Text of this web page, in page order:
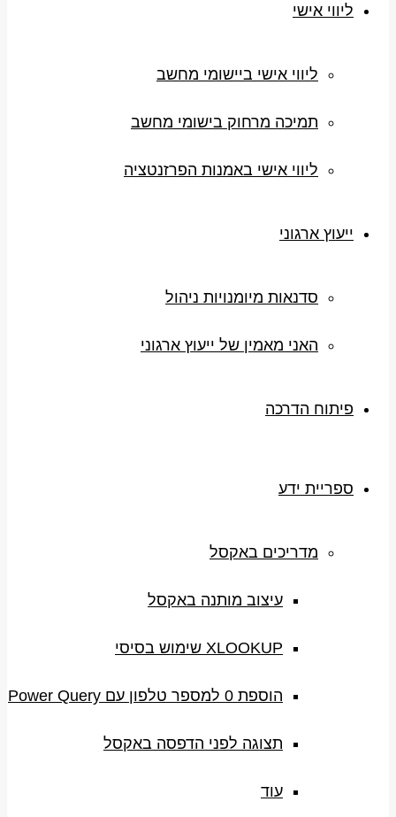
ליווי אישי
ליווי אישי ביישומי מחשב
תמיכה מרחוק בישומי מחשב
ליווי אישי באמנות הפרזנטציה
ייעוץ ארגוני
סדנאות מיומנויות ניהול
האני מאמין של ייעוץ ארגוני
פיתוח הדרכה
ספריית ידע
מדריכים באקסל
עיצוב מותנה באקסל
XLOOKUP שימוש בסיסי
הוספת 0 למספר טלפון עם Power Query
תצוגה לפני הדפסה באקסל
עוד